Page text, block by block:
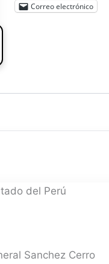
Correo electrónico
del Perú
Sanchez Cerro